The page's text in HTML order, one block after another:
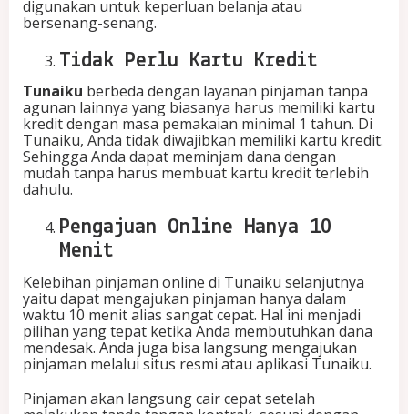
digunakan untuk keperluan belanja atau
bersenang-senang.
Tidak Perlu Kartu Kredit
Tunaiku berbeda dengan layanan pinjaman tanpa
agunan lainnya yang biasanya harus memiliki kartu
kredit dengan masa pemakaian minimal 1 tahun. Di
Tunaiku, Anda tidak diwajibkan memiliki kartu kredit.
Sehingga Anda dapat meminjam dana dengan
mudah tanpa harus membuat kartu kredit terlebih
dahulu.
Pengajuan Online Hanya 10
Menit
Kelebihan pinjaman online di Tunaiku selanjutnya
yaitu dapat mengajukan pinjaman hanya dalam
waktu 10 menit alias sangat cepat. Hal ini menjadi
pilihan yang tepat ketika Anda membutuhkan dana
mendesak. Anda juga bisa langsung mengajukan
pinjaman melalui situs resmi atau aplikasi Tunaiku.
Pinjaman akan langsung cair cepat setelah